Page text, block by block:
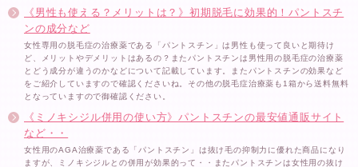
《男性も使える？メリットは？》初期脱毛に効果的！パントスチ
ンの成分など
女性専用の脱毛症の治療薬である「パントスチン」は男性も使って良いと期待け
ど、メリットやデメリットはあるの？またパントスチンは男性用の脱毛症の治療薬
とどう成分が違うのかなどについて記載しています。またパントスチンの効果など
をご紹介していますので確認くださいね。その他の脱毛症治療薬も1箱から送料無料
となっていますので御確認ください。
《ミノキシジル併用の使い方》パントスチンの最安値通販サイト
など・・
女性用のAGA治療薬である「パントスチン」は抜け毛の抑制力に優れた商品になり
ますが、ミノキシジルとの併用が効果的って・・またパントスチンは女性用の抜け